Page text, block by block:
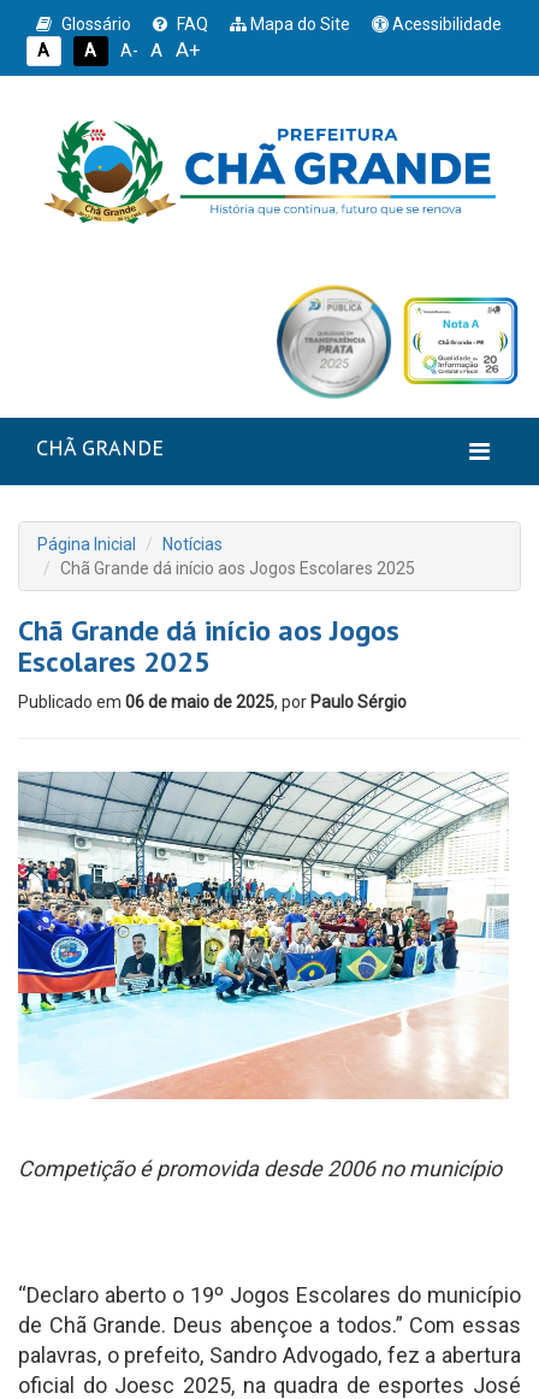
Glossário FAQ Mapa do Site
Acessibilidade
A
A A- A A+
CHÃ GRANDE
Página Inicial
Notícias
Chã Grande dá início aos Jogos Escolares 2025
Chã Grande dá início aos Jogos
Escolares 2025
Publicado em 06 de maio de 2025, por Paulo Sérgio
Competição é promovida desde 2006 no município
“Declaro aberto o 19º Jogos Escolares do município
de Chã Grande. Deus abençoe a todos.” Com essas
palavras, o prefeito, Sandro Advogado, fez a abertura
oficial do Joesc 2025, na quadra de esportes José